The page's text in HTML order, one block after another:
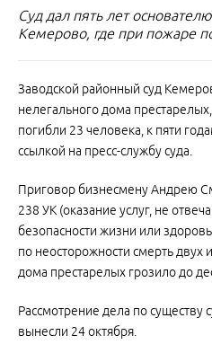
Суд дал пять лет
Кемерово, где при пожаре
Заводской районный суд
нелегального дома
погибли 23 человека, к пяти
ссылкой на пресс-службу суда.
Приговор бизнесмену Андрею
238 УК (оказание услуг, не
безопасности жизни или
по неосторожности смерть двух
дома престарелых грозило до
Рассмотрение дела по существу
вынесли 24 октября.